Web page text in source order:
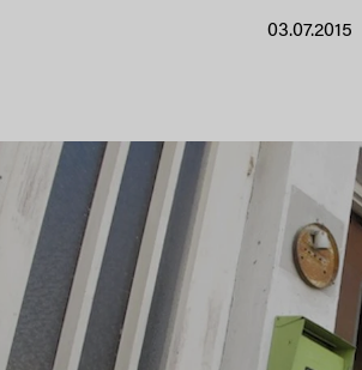
03.07.2015